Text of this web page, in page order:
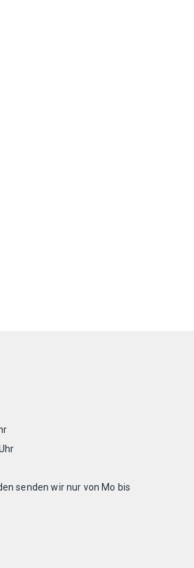
senden wir nur von Mo bis